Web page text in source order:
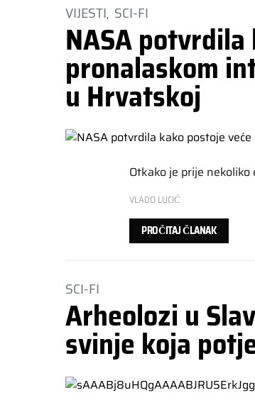
VIJESTI SCI-FI
NASA
pronalaskom
u Hrvatskoj
Otkako je prije
VLADO LUCIĆ
PROČITAJ ČLANAK
SCI-FI
Arheolozi u
svinje koja